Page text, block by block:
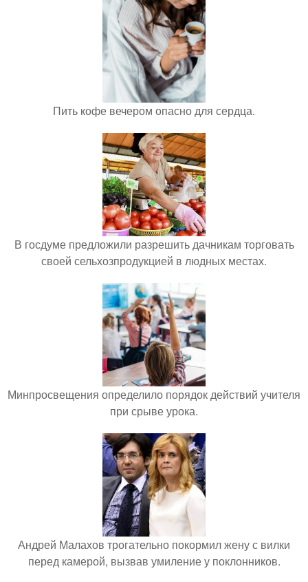
Пить кофе вечером опасно для сердца.
В госдуме предложили разрешить дачникам торговать
своей сельхозпродукцией в людных местах.
Минпросвещения определило порядок действий учителя
при срыве урока.
Андрей Малахов трогательно покормил жену с вилки
перед камерой, вызвав умиление у поклонников.